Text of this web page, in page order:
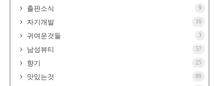
출판소식 9
자기개발 16
귀여운것들 3
남성뷰티 57
향기 25
맛있는것 89